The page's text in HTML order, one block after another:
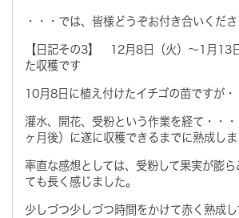
・・・では、皆様どうぞお付き合いくださ
【日記その3】 12月8日（火）～1月13
た収穫です
10月8日に植え付けたイチゴの苗ですが・
灌水、開花、受粉という作業を経て・・
ヶ月後）に遂に収穫できるまでに熟成しま
率直な感想としては、受粉して果実が膨ら
ても長く感じました。
少しづつ少しづつ時間をかけて赤く熟成